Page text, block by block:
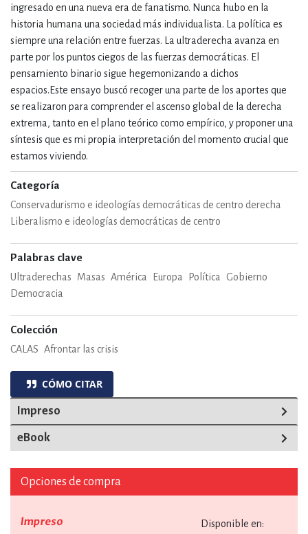
ingresado en una nueva era de fanatismo. Nunca hubo en la
historia humana una sociedad más individualista. La política es
siempre una relación entre fuerzas. La ultraderecha avanza en
parte por los puntos ciegos de las fuerzas democráticas. El
pensamiento binario sigue hegemonizando a dichos
espacios.Este ensayo buscó recoger una parte de los aportes que
se realizaron para comprender el ascenso global de la derecha
extrema, tanto en el plano teórico como empírico, y proponer una
síntesis que es mi propia interpretación del momento crucial que
estamos viviendo.
Categoría
Conservadurismo e ideologías democráticas de centro derecha
Liberalismo e ideologías democráticas de centro
Palabras clave
Ultraderechas Masas América Europa Política
Gobierno
Democracia
Colección
CALAS Afrontar las crisis
CÓMO CITAR
Impreso
eBook
Opciones de compra
Impreso Disponible en: